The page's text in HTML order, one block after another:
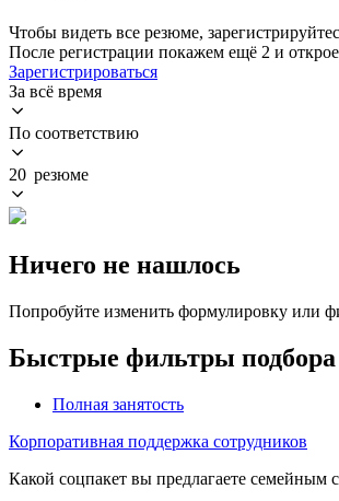
Чтобы видеть все резюме,
После регистрации покажем ещё 2 и
Зарегистрироваться
За всё время
По соответствию
20 резюме
Ничего не нашлось
Попробуйте изменить формулировку или
Быстрые фильтры
Полная занятость
Корпоративная поддержка сотрудников
Какой соцпакет вы предлагаете семейным